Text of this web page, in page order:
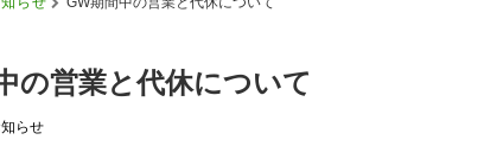
の営業と代休について
らせ